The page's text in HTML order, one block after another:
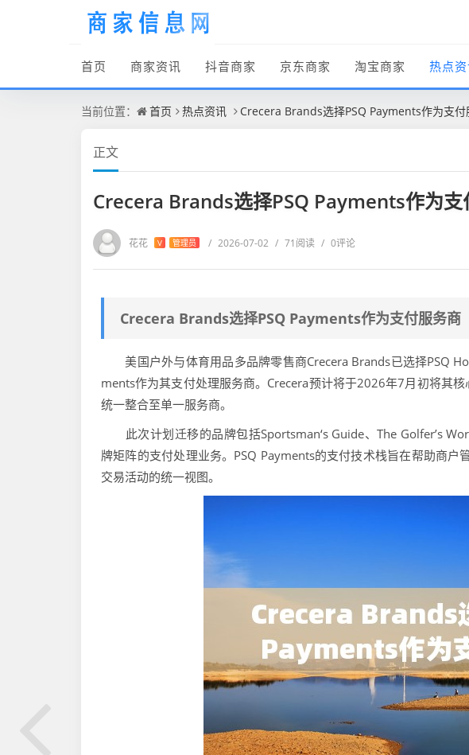
首页 商家资讯 抖音商家 京东商家 淘宝商家 热点
当前位置： 首页 热点资讯 Crecera Brands选择PSQ Payments作为支付
正文
Crecera Brands选择PSQ Payments作为支
花花 V 管理员 / 2026-07-02 / 71阅读 / 0评论
Crecera Brands选择PSQ Payments作为支付服务商
美国户外与体育用品多品牌零售商Crecera Brands已选择PSQ
ments作为其支付处理服务商。Crecera预计将于2026年7月初将其核
统一整合至单一服务商。
此次计划迁移的品牌包括Sportsman‘s Guide、The Golfer’s
牌矩阵的支付处理业务。PSQ Payments的支付技术栈旨在帮助商
交易活动的统一视图。